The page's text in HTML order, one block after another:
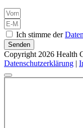
Ich stimme der
Senden
Copyright 2026 Health
Datenschutzerklärung |